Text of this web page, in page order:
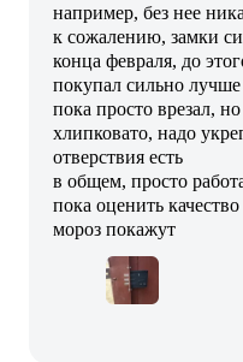
например, без нее
к сожалению, замки
конца февраля, до
покупал сильно лучше
пока просто врезал,
хлипковато, надо
отверствия есть
в общем, просто
пока оценить
мороз покажут